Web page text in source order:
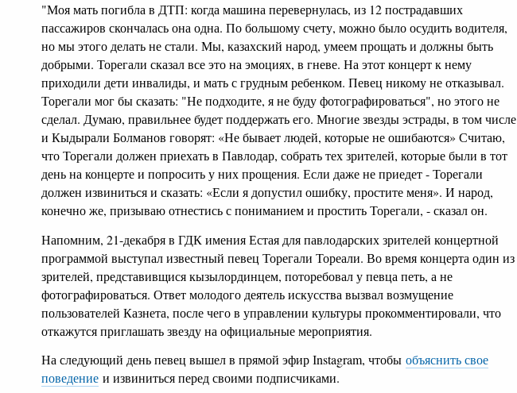
"Моя мать погибла в ДТП: когда машина перевернулась, из 12 пострадавших
пассажиров скончалась она одна. По большому счету, можно было осудить водителя,
но мы этого делать не стали. Мы, казахский народ, умеем прощать и должны быть
добрыми. Торегали сказал все это на эмоциях, в гневе. На этот концерт к нему
приходили дети инвалиды, и мать с грудным ребенком. Певец никому не отказывал.
Торегали мог бы сказать: "Не подходите, я не буду фотографироваться", но этого не
сделал. Думаю, правильнее будет поддержать его. Многие звезды эстрады, в том числе
и Кыдырали Болманов говорят: «Не бывает людей, которые не ошибаются» Считаю,
что Торегали должен приехать в Павлодар, собрать тех зрителей, которые были в тот
день на концерте и попросить у них прощения. Если даже не приедет - Торегали
должен извиниться и сказать: «Если я допустил ошибку, простите меня». И народ,
конечно же, призываю отнестись с пониманием и простить Торегали, - сказал он.
Напомним, 21-декабря в ГДК имения Естая для павлодарских зрителей концертной
программой выступал известный певец Торегали Тореали. Во время концерта один из
зрителей, представивщися кызылординцем, поторебовал у певца петь, а не
фотографироваться. Ответ молодого деятель искусства вызвал возмущение
пользователей Казнета, после чего в управлении культуры прокомментировали, что
откажутся приглашать звезду на официальные мероприятия.
На следующий день певец вышел в прямой эфир Іnstagram, чтобы объяснить свое
поведение и извиниться перед своими подписчиками.